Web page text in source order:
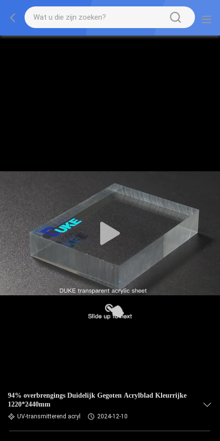
94% overbrengings Duidelijk Gegoten Acrylblad Kleurrijke
1220*2440mm
UV-transmitterend acryl 2024-12-10